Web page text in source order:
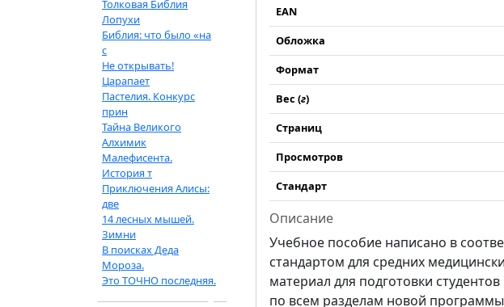
Толковая Библия
Лопухи
Библия: что было «на
с
Не открывать!
Царапает
Пастелия. Конкурс
прин
Тайна Великого
Алхимик
Малефисента.
История т
Приключения Алисы:
две
14 лесных мышей.
Зимни
В поисках Деда
Мороза.
Это ТОЧНО последняя.
EAN
Обложка
Формат
Вес (г)
Страниц
Просмотров
Стандарт
Описание
Учебное пособие написано в
стандартом для средних
материал для подготовки
по всем разделам новой